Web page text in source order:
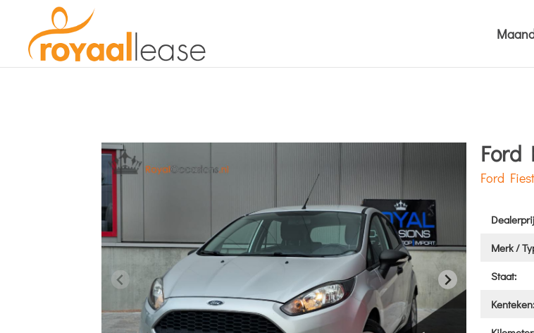
Ford
Ford
Merk /
Staat:
Kenteken: